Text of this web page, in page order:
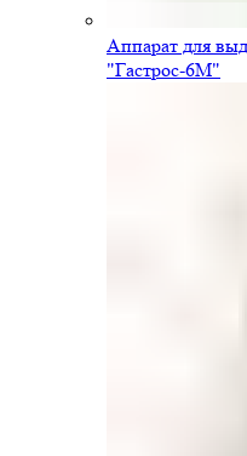
Аппарат для
"Гастрос-6М"